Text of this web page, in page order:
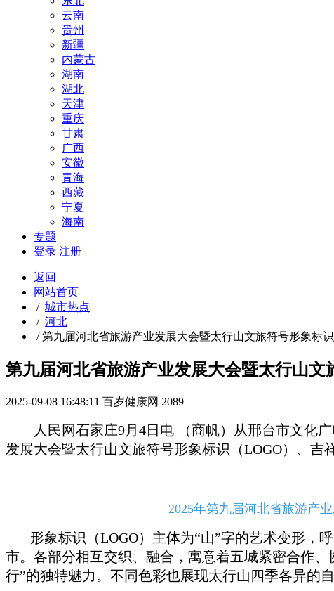
云南
贵州
新疆
内蒙古
湖南
湖北
天津
重庆
甘肃
广西
安徽
青海
西藏
宁夏
海南
专题
登录 注册
返回 |
网站首页
/ 城市热点
/ 河北
/第九届河北省旅游产业发展大会暨太行山文旅符号形象标
第九届河北省旅游产业发展大会暨太行山文
2025-09-08 16:48:11 百岁健康网 2089
人民网石家庄9月4日电 （商帆）从邢台市文化广
发展大会暨太行山文旅符号形象标识（LOGO）、吉
2025年第九届河北省旅游产
形象标识（LOGO）主体为“山”字的艺术变形，
市。各部分相互交织、融合，寓意着五城紧密合作
行”的独特魅力。不同色彩也展现太行山四季各异的